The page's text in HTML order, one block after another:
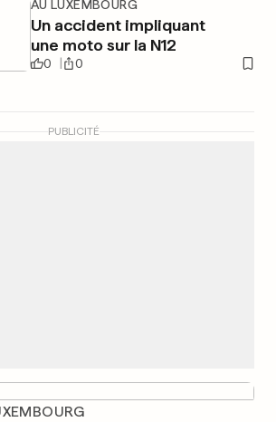
AU LUXEMBOURG
Un accident impliquant
une moto sur la N12
0 0
PUBLICITÉ